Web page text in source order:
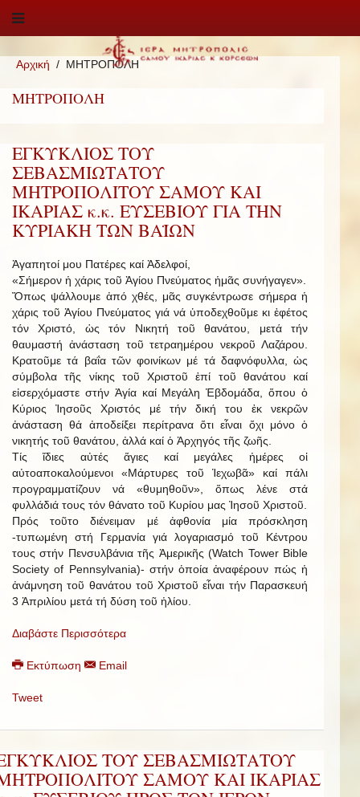
Αρχική ΜΗΤΡΟΠΟΛΗ
ΜΗΤΡΟΠΟΛΗ
ΕΓΚΥΚΛΙΟΣ ΤΟΥ
ΣΕΒΑΣΜΙΩΤΑΤΟΥ
ΜΗΤΡΟΠΟΛΙΤΟΥ ΣΑΜΟΥ ΚΑΙ
ΙΚΑΡΙΑΣ κ.κ. ΕΥΣΕΒΙΟΥ ΓΙΑ ΤΗΝ
ΚΥΡΙΑΚΗ ΤΩΝ ΒΑΪΩΝ
Ἀγαπητοί μου Πατέρες καί Ἀδελφοί,
«Σήμερον ἡ χάρις τοῦ Ἁγίου Πνεύματος ἡμᾶς συνήγαγεν».
Ὅπως ψάλλουμε ἀπό χθές, μᾶς συγκέντρωσε σήμερα ἡ
χάρις τοῦ Ἁγίου Πνεύματος γιά νά ὑποδεχθοῦμε κι ἐφέτος
τόν Χριστό, ὡς τόν Νικητή τοῦ θανάτου, μετά τήν
θαυμαστή ἀνάσταση τοῦ τετραημέρου νεκροῦ Λαζάρου.
Κρατοῦμε τά βαΐα τῶν φοινίκων μέ τά δαφνόφυλλα, ὡς
σύμβολα τῆς νίκης τοῦ Χριστοῦ ἐπί τοῦ θανάτου καί
εἰσερχόμαστε στήν Ἁγία καί Μεγάλη Ἑβδομάδα, ὅπου ὁ
Κύριος Ἰησοῦς Χριστός μέ τήν δική του ἐκ νεκρῶν
ἀνάσταση θά ἀποδείξει περίτρανα ὅτι εἶναι ὄχι μόνο ὁ
νικητής τοῦ θανάτου, ἀλλά καί ὁ Ἀρχηγός τῆς ζωῆς.
Τίς ἴδιες αὐτές ἅγιες καί μεγάλες ἡμέρες οἱ
αὐτοαποκαλούμενοι «Μάρτυρες τοῦ Ἱεχωβᾶ» καί πάλι
προγραμματίζουν νά «θυμηθοῦν», ὅπως λένε στά
φυλλάδιά τους τόν θάνατο τοῦ Κυρίου μας Ἰησοῦ Χριστοῦ.
Πρός τοῦτο διένειμαν μέ ἀφθονία μία πρόσκληση
-τυπωμένη στή Γερμανία γιά λογαριασμό τοῦ Κέντρου
τους στήν Πενσυλβάνια τῆς Ἀμερικῆς (Watch Tower Bible
Society of Pennsylvania)- στήν ὁποία ἀναφέρουν πώς ἡ
ἀνάμνηση τοῦ θανάτου τοῦ Χριστοῦ εἶναι τήν Παρασκευή
3 Ἀπριλίου μετά τή δύση τοῦ ἡλίου.
Διαβάστε Περισσότερα
Εκτύπωση Email
Tweet
ΤΟΥ ΣΕΒΑΣΜΙΩΤΑΤΟΥ
ΣΑΜΟΥ ΚΑΙ ΙΚΑΡΙΑΣ